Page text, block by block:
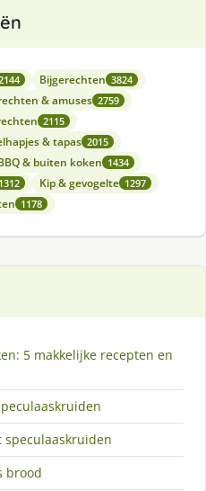
Bijgerechten 3824
& amuses 2759
2115
& tapas 2015
& buiten koken 1434
1312 Kip & gevogelte 1297
1178
5 makkelijke recepten en
speculaaskruiden
brood